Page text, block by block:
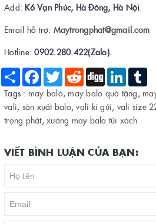
Add: K6 Vạn Phúc, Hà Đông, Hà Nội
Email hỗ trợ: Maytrongphat@gmail.com
Hotline:0902.280.422(Zalo).
Share Facebook
Twitter Reddit Digg LinkedIn
Tags : may balo,may balo quà tặng ,
vali, sản xuất balo,vali kí gửi, vali size
trọng phát, xưởng may balo túi xách
VIẾT BÌNH LUẬN CỦA BẠN: